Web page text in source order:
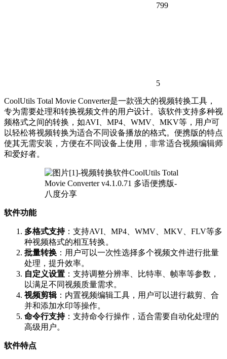
799
5
CoolUtils Total Movie Converter是一款强大的视频转换工具，
专为需要处理和转换视频文件的用户设计。该软件支持多种视
频格式之间的转换，如AVI、MP4、WMV、MKV等，用户可
以轻松将视频转换为适合不同设备播放的格式。便携版的特点
使其无需安装，方便在不同设备上使用，非常适合视频编辑师
和爱好者。
软件功能
多格式支持：支持AVI、MP4、WMV、MKV、FLV等多
种视频格式的相互转换。
批量转换 ：用户可以一次性选择多个视频文件进行批量
处理，提升效率。
自定义设置 ：支持调整分辨率、比特率、帧率等参数，
以满足不同视频质量需求。
视频剪辑：内置视频编辑工具，用户可以进行裁剪、合
并和添加水印等操作。
命令行支持：支持命令行操作，适合需要自动化处理的
高级用户。
软件特点